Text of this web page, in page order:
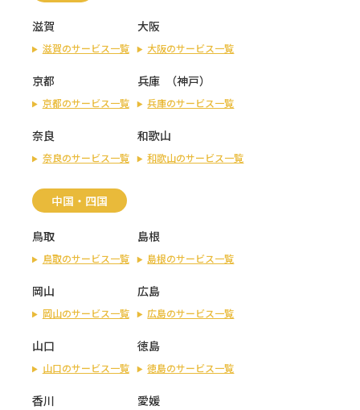
滋賀
滋賀のサービス一覧
大阪
大阪のサービス一覧
京都
京都のサービス一覧
兵庫 （神戸）
兵庫のサービス一覧
奈良
奈良のサービス一覧
和歌山
和歌山のサービス一覧
中国・四国
鳥取
鳥取のサービス一覧
島根
島根のサービス一覧
岡山
岡山のサービス一覧
広島
広島のサービス一覧
山口
山口のサービス一覧
徳島
徳島のサービス一覧
香川 愛媛